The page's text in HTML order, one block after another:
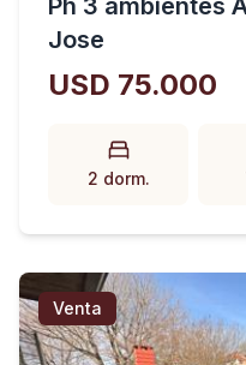
Ph 3 ambientes
Jose
USD 75.000
2 dorm.
Venta